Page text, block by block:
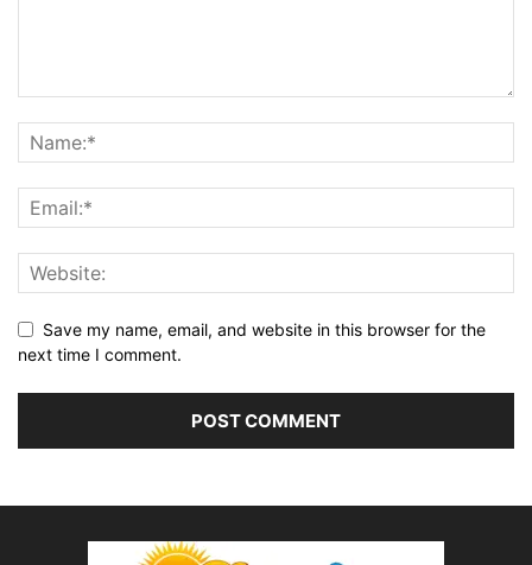
Save my name, email, and website in this browser for the
next time I comment.